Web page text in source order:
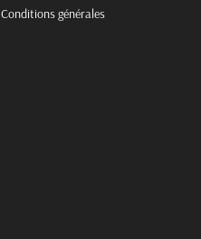
Conditions générales